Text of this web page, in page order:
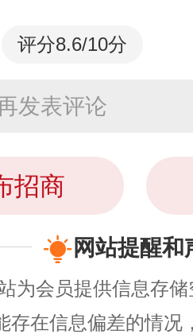
评分8.6/10分
发表评论
招商
网站提醒和
为会员提供信息存
存在信息偏差的情况